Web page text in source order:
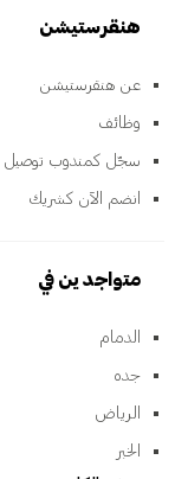
هنقرستيشن
عن هنقرستيشن
وظائف
سجّل كمندوب توصيل
انضم الآن كشريك
متواجدين في
الدمام
جده
الرياض
الخبر